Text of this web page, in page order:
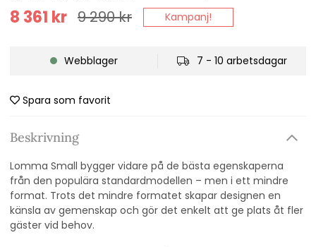
9 290kr
8 361 kr Kampanj!
Webblager 7 - 10 arbetsdagar
Spara som favorit
Beskrivning
Lomma Small bygger vidare på de bästa egenskaperna
från den populära standardmodellen – men i ett mindre
format. Trots det mindre formatet skapar designen en
känsla av gemenskap och gör det enkelt att ge plats åt fler
gäster vid behov.